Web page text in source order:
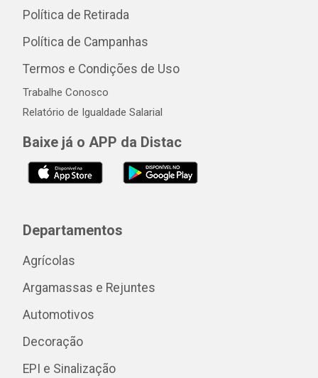
Política de Retirada
Política de Campanhas
Termos e Condições de Uso
Trabalhe Conosco
Relatório de Igualdade Salarial
Baixe já o APP da Distac
Departamentos
Agrícolas
Argamassas e Rejuntes
Automotivos
Decoração
EPI e Sinalização